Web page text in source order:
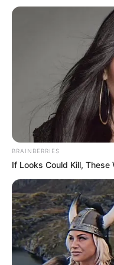
Paris-Courses : 16 –
Paris-Turf : 3 – 16 –
Paris-Turf-TIP : 3 – 12
Paris-turf.com : 14 – 3
Pronos-START : 9 – 12
BRAINBERRIES
If Looks Could Kill, These